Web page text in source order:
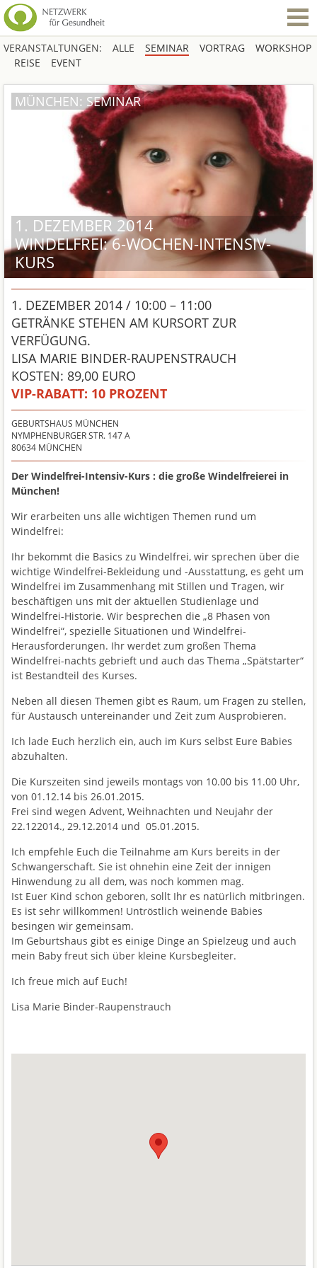
VERANSTALTUNGEN: ALLE SEMINAR VORTRAG
WORKSHOP
REISE
EVENT
1. DEZEMBER 2014
WINDELFREI: 6-WOCHEN-INTENSIV-
KURS
MÜNCHEN: SEMINAR
1. DEZEMBER 2014 / 10:00 – 11:00
GETRÄNKE STEHEN AM KURSORT ZUR
VERFÜGUNG.
LISA MARIE BINDER-RAUPENSTRAUCH
KOSTEN: 89,00 EURO
VIP-RABATT: 10 PROZENT
GEBURTSHAUS MÜNCHEN
NYMPHENBURGER STR. 147 A
80634 MÜNCHEN
Der Windelfrei-Intensiv-Kurs : die große Windelfreierei in
München!
Wir erarbeiten uns alle wichtigen Themen rund um
Windelfrei:
Ihr bekommt die Basics zu Windelfrei, wir sprechen über die
wichtige Windelfrei-Bekleidung und -Ausstattung, es geht um
Windelfrei im Zusammenhang mit Stillen und Tragen, wir
beschäftigen uns mit der aktuellen Studienlage und
Windelfrei-Historie. Wir besprechen die „8 Phasen von
Windelfrei“, spezielle Situationen und Windelfrei-
Herausforderungen. Ihr werdet zum großen Thema
Windelfrei-nachts gebrieft und auch das Thema „Spätstarter“
ist Bestandteil des Kurses.
Neben all diesen Themen gibt es Raum, um Fragen zu stellen,
für Austausch untereinander und Zeit zum Ausprobieren.
Ich lade Euch herzlich ein, auch im Kurs selbst Eure Babies
abzuhalten.
Die Kurszeiten sind jeweils montags von 10.00 bis 11.00 Uhr,
von 01.12.14 bis 26.01.2015.
Frei sind wegen Advent, Weihnachten und Neujahr der
22.122014., 29.12.2014 und 05.01.2015.
Ich empfehle Euch die Teilnahme am Kurs bereits in der
Schwangerschaft. Sie ist ohnehin eine Zeit der innigen
Hinwendung zu all dem, was noch kommen mag.
Ist Euer Kind schon geboren, sollt Ihr es natürlich mitbringen.
Es ist sehr willkommen! Untröstlich weinende Babies
besingen wir gemeinsam.
Im Geburtshaus gibt es einige Dinge an Spielzeug und auch
mein Baby freut sich über kleine Kursbegleiter.
Ich freue mich auf Euch!
Lisa Marie Binder-Raupenstrauch